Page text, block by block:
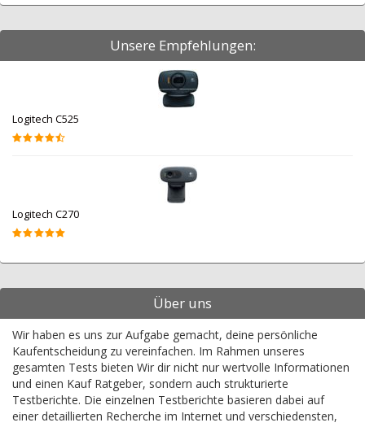
Unsere Empfehlungen:
Logitech C525
Logitech C270
Über uns
Wir haben es uns zur Aufgabe gemacht, deine persönliche
Kaufentscheidung zu vereinfachen. Im Rahmen unseres
gesamten Tests bieten Wir dir nicht nur wertvolle Informationen
und einen Kauf Ratgeber, sondern auch strukturierte
Testberichte. Die einzelnen Testberichte basieren dabei auf
einer detaillierten Recherche im Internet und verschiedensten,